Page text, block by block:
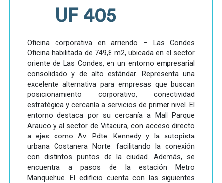
UF 405
Oficina corporativa en arriendo – Las Condes
Oficina habilitada de 749,8 m2, ubicada en el sector
oriente de Las Condes, en un entorno empresarial
consolidado y de alto estándar. Representa una
excelente alternativa para empresas que buscan
posicionamiento corporativo, conectividad
estratégica y cercanía a servicios de primer nivel. El
entorno destaca por su cercanía a Mall Parque
Arauco y al sector de Vitacura, con acceso directo
a ejes como Av. Pdte. Kennedy y la autopista
urbana Costanera Norte, facilitando la conexión
con distintos puntos de la ciudad. Además, se
encuentra a pasos de la estación Metro
Manquehue. El edificio cuenta con las siguientes